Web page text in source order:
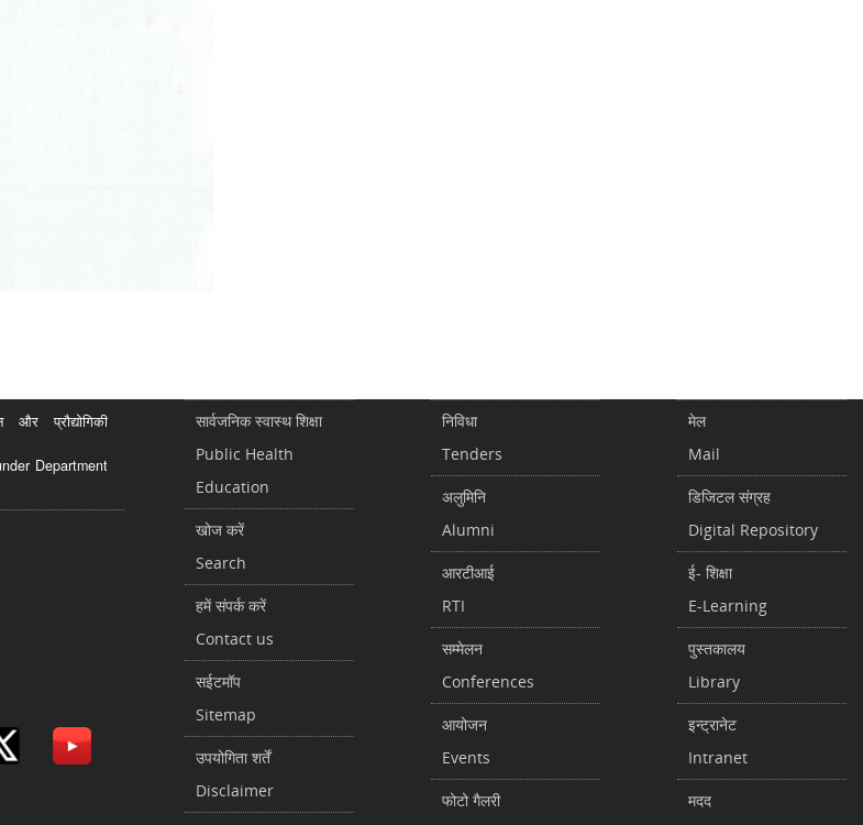
प्रौद्योगिकी
Department
सार्वजनिक स्वास्थ शिक्षा
Public Health
Education
खोज करें
Search
हमें संपर्क करें
Contact us
सईटमॉप
Sitemap
उपयोगिता शर्तें
Disclaimer
निविधा
Tenders
अलुमिनि
Alumni
आरटीआई
RTI
सम्मेलन
Conferences
आयोजन
Events
फोटो गैलरी
मेल
Mail
डिजिटल संग्रह
Digital Repository
ई- शिक्षा
E-Learning
पुस्तकालय
Library
इन्ट्रानेट
Intranet
मदद